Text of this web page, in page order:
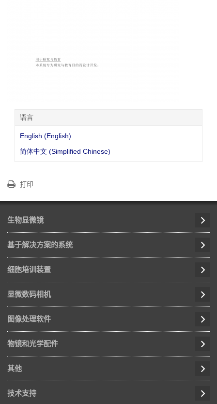
语言
English (English)
简体中文 (Simplified Chinese)
打印
生物显微镜
基于解决方案的系统
细胞培训装置
显微数码相机
图像处理软件
物镜和光学配件
其他
技术支持